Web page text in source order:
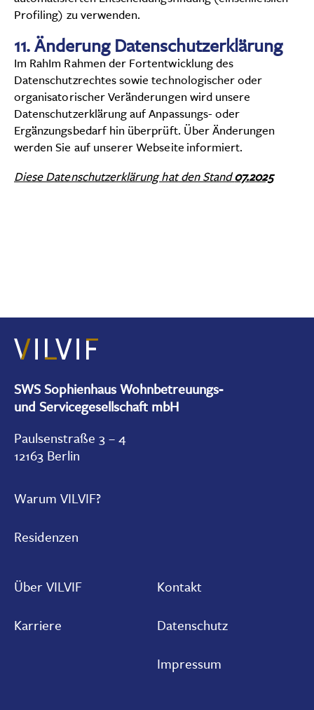
Profiling) zu verwenden.
11.Änderung Datenschutzerklärung
Im RahIm Rahmen der Fortentwicklung des
Datenschutzrechtes sowie technologischer oder
organisatorischer Veränderungen wird unsere
Datenschutzerklärung auf Anpassungs- oder
Ergänzungsbedarf hin überprüft. Über Änderungen
werden Sie auf unserer Webseite informiert.
Diese Datenschutzerklärung hat den Stand07.2025
SWS Sophienhaus Wohnbetreuungs-
und Servicegesellschaft mbH
Paulsenstraße 3 – 4
12163 Berlin
Warum VILVIF?
Residenzen
Über VILVIF
Karriere
Kontakt
Datenschutz
Impressum